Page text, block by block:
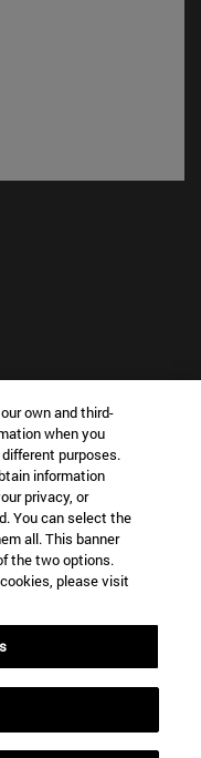
nueva ventana)
ventana)
own and third-
when you
purposes.
information
privacy, or
You can select the
all. This banner
the two options.
please visit